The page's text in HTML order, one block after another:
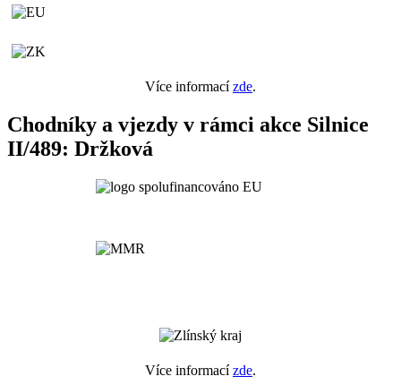
Více informacízde.
Chodníky a vjezdy v rámci akce Silnice
II/489: Držková
Více informacízde.